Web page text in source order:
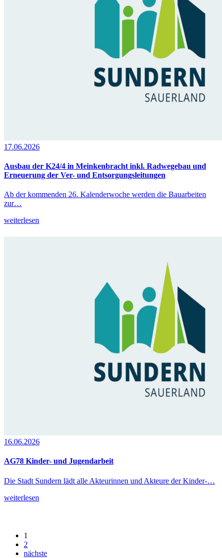
17.06.2026
Ausbau der K24/4 in Meinkenbracht inkl. Radwegebau und
Erneuerung der Ver- und Entsorgungsleitungen
Ab der kommenden 26. Kalenderwoche werden die Bauarbeiten
zur…
weiterlesen
16.06.2026
AG78 Kinder- und Jugendarbeit
Die Stadt Sundern lädt alle Akteurinnen und Akteure der Kinder-…
weiterlesen
1
2
nächste